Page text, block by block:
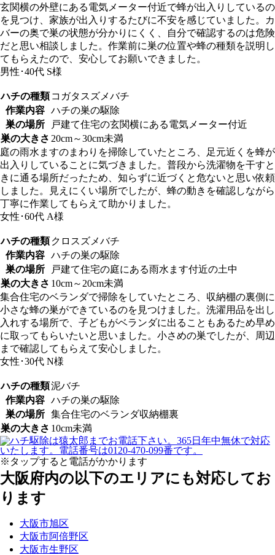
玄関横の外壁にある電気メーター付近で蜂が出入りしているの
を見つけ、家族が出入りするたびに不安を感じていました。カ
バーの奥で巣の状態が分かりにくく、自分で確認するのは危険
だと思い相談しました。作業前に巣の位置や蜂の種類を説明し
てもらえたので、安心してお願いできました。
男性･40代 S様
ハチの種類 コガタスズメバチ
作業内容 ハチの巣の駆除
巣の場所
戸建て住宅の玄関横にある電気メーター付近
巣の大きさ 20cm～30cm未満
庭の雨水ますのまわりを掃除していたところ、足元近くを蜂が
出入りしていることに気づきました。普段から洗濯物を干すと
きに通る場所だったため、知らずに近づくと危ないと思い依頼
しました。見えにくい場所でしたが、蜂の動きを確認しながら
丁寧に作業してもらえて助かりました。
女性･60代 A様
ハチの種類 クロスズメバチ
作業内容 ハチの巣の駆除
巣の場所
戸建て住宅の庭にある雨水ます付近の土中
巣の大きさ 10cm～20cm未満
集合住宅のベランダで掃除をしていたところ、収納棚の裏側に
小さな蜂の巣ができているのを見つけました。洗濯用品を出し
入れする場所で、子どもがベランダに出ることもあるため早め
に取ってもらいたいと思いました。小さめの巣でしたが、周辺
まで確認してもらえて安心しました。
女性･30代 N様
ハチの種類泥バチ
作業内容 ハチの巣の駆除
巣の場所 集合住宅のベランダ収納棚裏
巣の大きさ 10cm未満
※タップすると電話がかかります
大阪府内の以下のエリアにも対応してお
ります
大阪市旭区
大阪市阿倍野区
大阪市生野区